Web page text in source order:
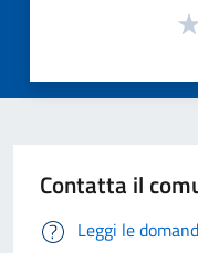
Contatta il
Leggi le